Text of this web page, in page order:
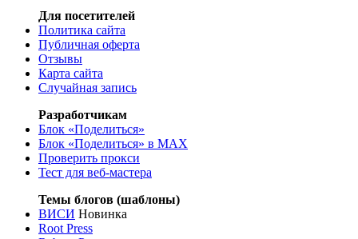
Для посетителей
Политика сайта
Публичная оферта
Отзывы
Карта сайта
Случайная запись
Разработчикам
Блок «Поделиться»
Блок «Поделиться» в MAX
Проверить прокси
Тест для веб-мастера
Темы блогов (шаблоны)
ВИСИ Новинка
Root Press